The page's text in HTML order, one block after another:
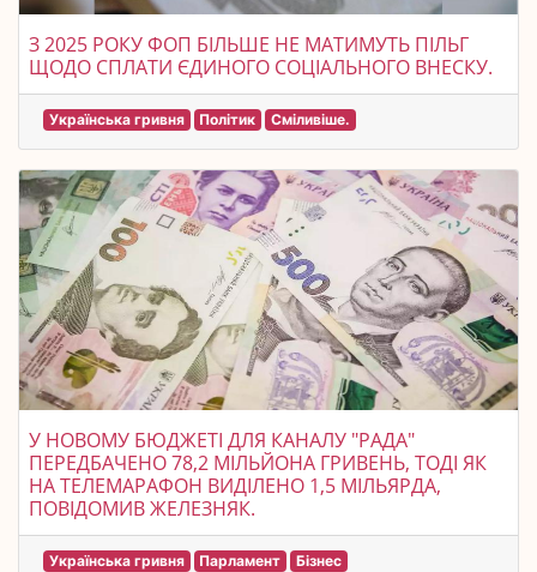
З 2025 РОКУ ФОП БІЛЬШЕ НЕ МАТИМУТЬ ПІЛЬГ
ЩОДО СПЛАТИ ЄДИНОГО СОЦІАЛЬНОГО ВНЕСКУ.
Українська гривня Політик Сміливіше.
У НОВОМУ БЮДЖЕТІ ДЛЯ КАНАЛУ "РАДА"
ПЕРЕДБАЧЕНО 78,2 МІЛЬЙОНА ГРИВЕНЬ, ТОДІ ЯК
НА ТЕЛЕМАРАФОН ВИДІЛЕНО 1,5 МІЛЬЯРДА,
ПОВІДОМИВ ЖЕЛЕЗНЯК.
Українська гривня Парламент Бізнес